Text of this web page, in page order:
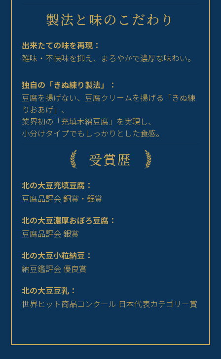
製法と味のこだわり
出来たての味を再現：
雑味・不快味を抑え、まろやかで濃厚な味わい。
独自の「きぬ練り製法」：
豆腐を揚げない、豆腐クリームを揚げる「きぬ練
りおあげ」、
業界初の「充填木綿豆腐」を実現し、
小分けタイプでもしっかりとした食感。
受賞歴
北の大豆充填豆腐：
豆腐品評会 銅賞・銀賞
北の大豆濃厚おぼろ豆腐：
豆腐品評会 銀賞
北の大豆小粒納豆：
納豆鑑評会 優良賞
北の大豆豆乳：
世界ヒット商品コンクール 日本代表カテゴリー賞